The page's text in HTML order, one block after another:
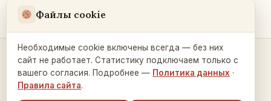
Контакты и связь →
Файлы cookie
Необходимые cookie включены всегда — без них
сайт не работает. Статистику подключаем только с
вашего согласия. Подробнее — Политика данных ·
Правила сайта.